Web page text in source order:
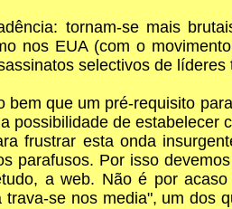
tornam-se mais
nos EUA (com o
selectivos de
que um pré-requisito
possibilidade de estabelecer
frustrar esta onda
parafusos. Por isso
a web. Não é por
se nos media", um dos